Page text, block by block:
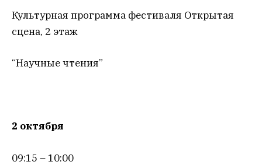
Культурная программа фестиваля Открытая
сцена, 2 этаж
“Научные чтения”
2 октября
09:15 – 10:00